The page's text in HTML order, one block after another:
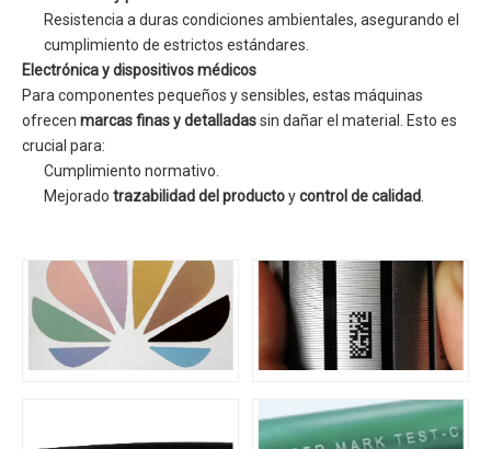
Resistencia a duras condiciones ambientales, asegurando el
cumplimiento de estrictos estándares.
Electrónica y dispositivos médicos
Para componentes pequeños y sensibles, estas máquinas
ofrecen marcas finas y detalladassin dañar el material. Esto es
crucial para:
Cumplimiento normativo.
Mejorado trazabilidad del productoycontrol de calidad